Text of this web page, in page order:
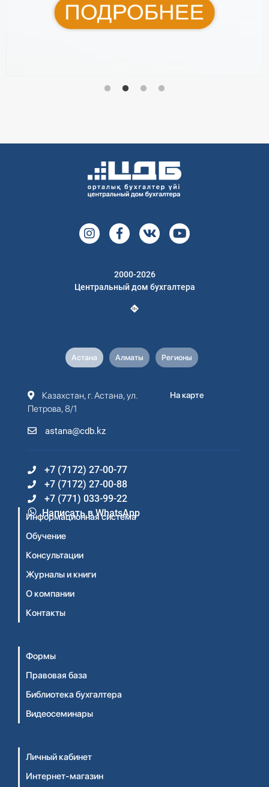
2000-2026
Центральный дом бухгалтера
Астана Алматы Регионы
Казахстан, г. Астана, ул.
Петрова, 8/1
astana@cdb.kz
На карте
+7 (7172) 27-00-77
+7 (7172) 27-00-88
+7 (771) 033-99-22
Написать в WhatsApp
Информационная система
Обучение
Консультации
Журналы и книги
О компании
Контакты
Формы
Правовая база
Библиотека бухгалтера
Видеосеминары
Личный кабинет
Интернет-магазин